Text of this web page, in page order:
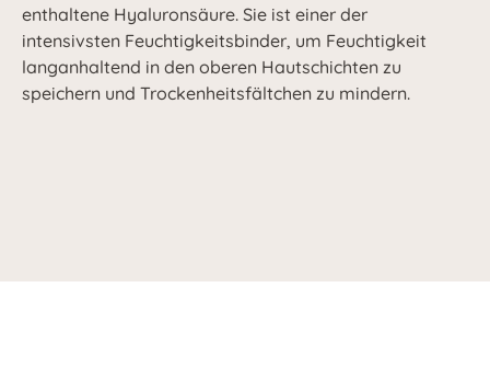
enthaltene Hyaluronsäure. Sie ist einer der
intensivsten Feuchtigkeitsbinder, um Feuchtigkeit
langanhaltend in den oberen Hautschichten zu
speichern und Trockenheitsfältchen zu mindern.